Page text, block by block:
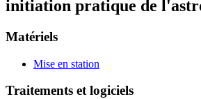
initiation pratique de
Matériels
Mise en station
Traitements et logiciels